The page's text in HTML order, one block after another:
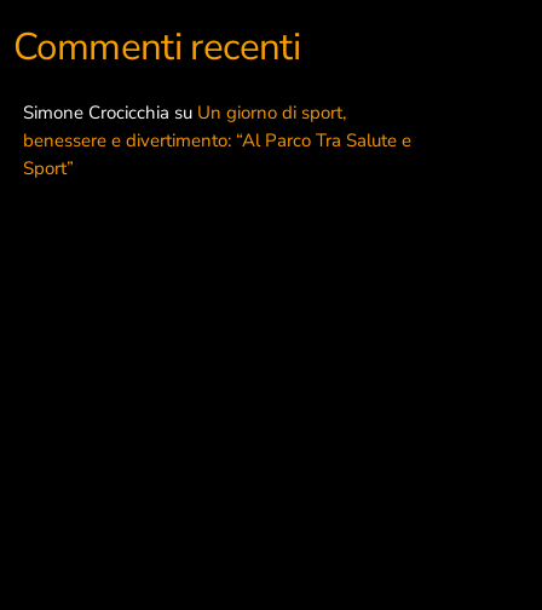
Pop
Salute e Sport
Commenti recenti
Simone Crocicchia su Un giorno di sport,
benessere e divertimento: “Al Parco Tra Salute e
Sport”